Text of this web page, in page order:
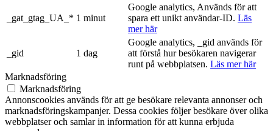
_gat_gtag_UA_* 1 minut
Google analytics, Används för att
spara ett unikt användar-ID. Läs
mer här
_gid 1 dag
Google analytics, _gid används för
att förstå hur besökaren navigerar
runt på webbplatsen. Läs mer här
Marknadsföring
Marknadsföring
Annonscookies används för att ge besökare relevanta annonser och
marknadsföringskampanjer. Dessa cookies följer besökare över olika
webbplatser och samlar in information för att kunna erbjuda